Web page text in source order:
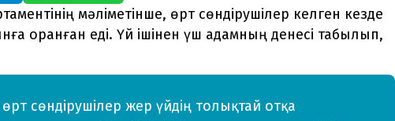
мәліметінше, өрт сөндірушілер келген кезде
оранған еді. Үй ішінен үш адамның денесі табылып,
сөндірушілер жер үйдің толықтай отқа